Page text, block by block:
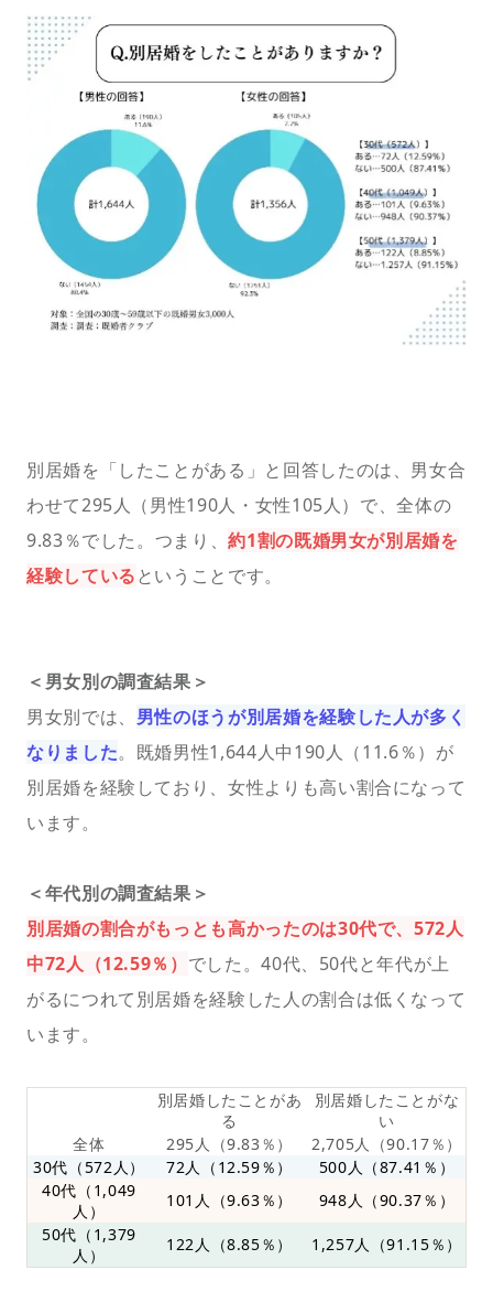
別居婚を「したことがある」と回答したのは、男女合
わせて295人（男性190人・女性105人）で、全体の
9.83％でした。つまり、約1割の既婚男女が別居婚を
経験している ということです。
＜男女別の調査結果＞
男女別では、 男性のほうが別居婚を経験した人が多く
なりました。既婚男性1,644人中190人（11.6％）が
別居婚を経験しており、女性よりも高い割合になって
います。
＜年代別の調査結果＞
別居婚の割合がもっとも高かったのは30代で、572人
中72人（12.59％） でした。40代、50代と年代が上
がるにつれて別居婚を経験した人の割合は低くなって
います。
別居婚したことがあ
る
別居婚したことがな
い
全体
295人（9.83％）
2,705人（90.17％）
30代（572人）
72人（12.59％）
500人（87.41％）
40代（1,049
人）
101人（9.63％）
948人（90.37％）
50代（1,379
人）
122人（8.85％） 1,257人（91.15％）